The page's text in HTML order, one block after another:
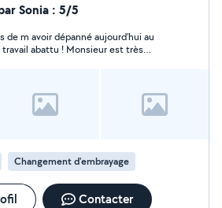
et à prix intéressant
Sonia : 5/5
de m avoir dépanné aujourd’hui au
abattu ! Monsieur est très
Changement d'embrayage
Contacter